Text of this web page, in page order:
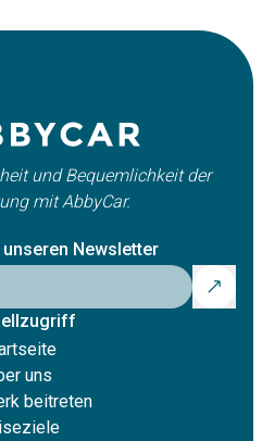
und Bequemlichkeit der
mit AbbyCar.
Newsletter
uns
beitreten